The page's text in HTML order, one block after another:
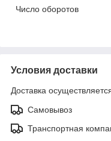
Число оборотов
Условия доставки
Доставка
Самовывоз
Транспортная